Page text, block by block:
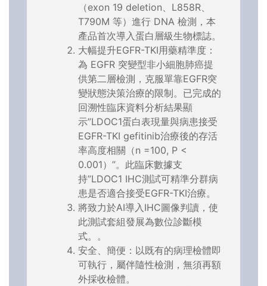
（exon 19 deletion、L858R、
T790M 等）進行 DNA 檢測，本
產品首次導入蛋白層級生物標誌。
大幅提升EGFR-TKI用藥精準度：
為 EGFR 突變型非小細胞肺癌提
供第二層檢測，克服單靠EGFR突
變狀態決策治療的限制。已完成的
回溯性臨床資料分析結果顯
示”LDOC1蛋白表現量與病患接受
EGFR-TKI gefitinib治療後的存活
率高度相關（n =100, P <
0.001）”。此臨床數據支
持”LDOC1 IHC測試可精準分群病
患是否適合接受EGFR-TKI治療。
將致力於AI導入IHC圖像判讀，使
此測試套組發展為數位診斷模
式。。
安全、簡便：以既有的病理檢體即
可執行，屬伴隨性檢測，無須再額
外採收檢體。